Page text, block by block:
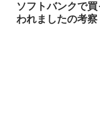
ソフトバンクで
われましたの考察